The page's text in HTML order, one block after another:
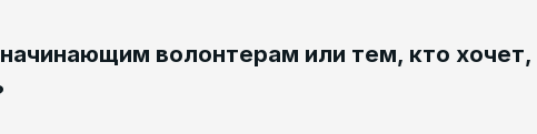
волонтерам или тем, кто хочет,